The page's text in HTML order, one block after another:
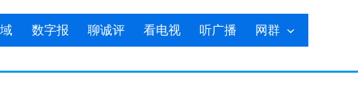
数字报 聊诚评 看电视 听广播 网群